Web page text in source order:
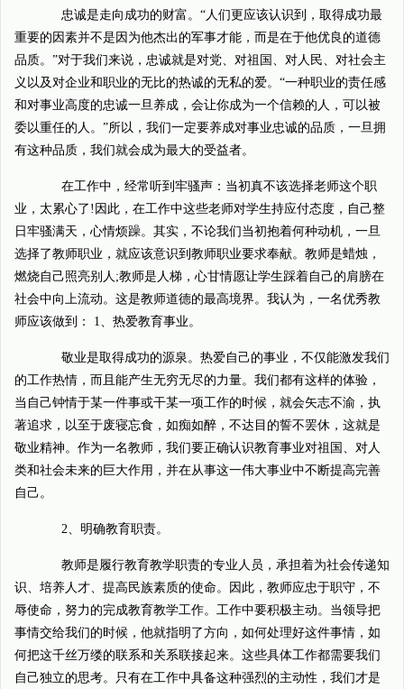
忠诚是走向成功的财富。“人们更应该认识到，取得成功最
重要的因素并不是因为他杰出的军事才能，而是在于他优良的道德
品质。”对于我们来说，忠诚就是对党、对祖国、对人民、对社会主
义以及对企业和职业的无比的热诚的无私的爱。“一种职业的责任感
和对事业高度的忠诚一旦养成，会让你成为一个信赖的人，可以被
委以重任的人。”所以，我们一定要养成对事业忠诚的品质，一旦拥
有这种品质，我们就会成为最大的受益者。
在工作中，经常听到牢骚声：当初真不该选择老师这个职
业，太累心了!因此，在工作中这些老师对学生持应付态度，自己整
日牢骚满天，心情烦躁。其实，不论我们当初抱着何种动机，一旦
选择了教师职业，就应该意识到教师职业要求奉献。教师是蜡烛，
燃烧自己照亮别人;教师是人梯，心甘情愿让学生踩着自己的肩膀在
社会中向上流动。这是教师道德的最高境界。我认为，一名优秀教
师应该做到： 1、热爱教育事业。
敬业是取得成功的源泉。热爱自己的事业，不仅能激发我们
的工作热情，而且能产生无穷无尽的力量。我们都有这样的体验，
当自己钟情于某一件事或干某一项工作的时候，就会矢志不渝，执
著追求，以至于废寝忘食，如痴如醉，不达目的誓不罢休，这就是
敬业精神。作为一名教师，我们要正确认识教育事业对祖国、对人
类和社会未来的巨大作用，并在从事这一伟大事业中不断提高完善
自己。
2、明确教育职责。
教师是履行教育教学职责的专业人员，承担着为社会传递知
识、培养人才、提高民族素质的使命。因此，教师应忠于职守，不
辱使命，努力的完成教育教学工作。工作中要积极主动。当领导把
事情交给我们的时候，他就指明了方向，如何处理好这件事情，如
何把这千丝万缕的联系和关系联接起来。这些具体工作都需要我们
自己独立的思考。只有在工作中具备这种强烈的主动性，我们才是